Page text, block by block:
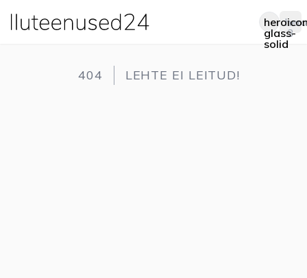
glass-
solid
3
404 LEHTE EI LEITUD!